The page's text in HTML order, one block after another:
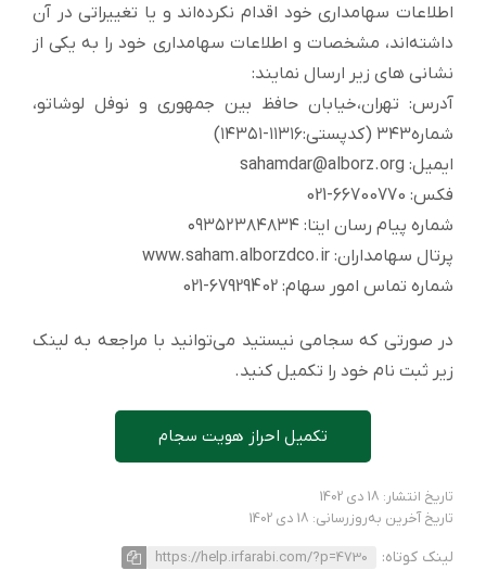
اطلاعات سهامداری خود اقدام نکرده‌اند و یا تغییراتی در آن
داشته‌اند، مشخصات و اطلاعات سهامداری خود را به یکی از
نشانی های زیر ارسال نمایند:
آدرس: تهران،خیابان حافظ بین جمهوری و نوفل لوشاتو،
شماره٣٤٣ (کدپستی:١١٣١٦-١٤٣٥١)
ایمیل: sahamdar@alborz.org
فکس: 66700770-021
شماره پیام رسان ایتا: ٠۹٣٥٢٣۸٤۸٣٤
پرتال سهامداران: www.saham.alborzdco.ir
شماره تماس امور سهام: 67929402-021
در صورتی که سجامی نیستید می‌توانید با مراجعه به لینک
زیر ثبت نام خود را تکمیل کنید.
تکمیل احراز هویت سجام
تاریخ انتشار: 18 دی 1402
تاریخ آخرین به‌روزرسانی: 18 دی 1402
لینک کوتاه: https://help.irfarabi.com/?p=4730